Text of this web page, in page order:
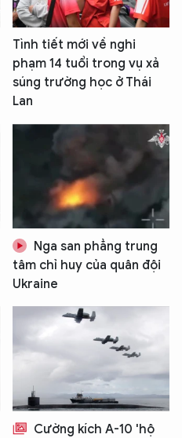
Tình tiết mới về nghi
phạm 14 tuổi trong vụ xả
súng trường học ở Thái
Lan
Nga san phẳng trung
tâm chỉ huy của quân đội
Ukraine
Cường kích A-10 'hộ